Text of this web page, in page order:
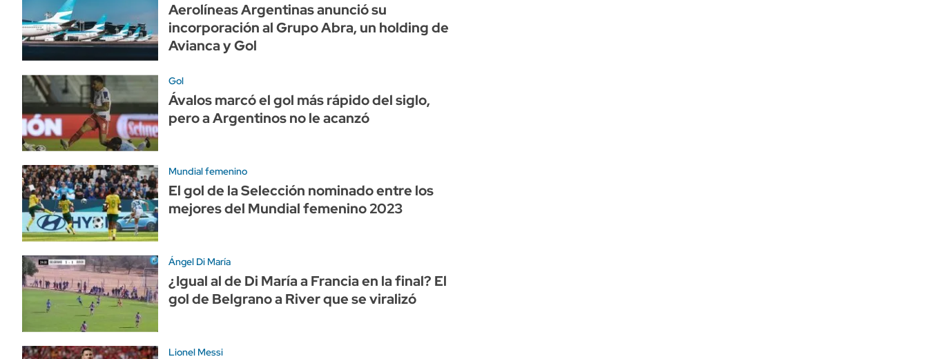
Aerolíneas Argentinas anunció su
incorporación al Grupo Abra, un holding de
Avianca y Gol
Gol
Ávalos marcó el gol más rápido del siglo,
pero a Argentinos no le acanzó
Mundial femenino
El gol de la Selección nominado entre los
mejores del Mundial femenino 2023
Ángel Di María
¿Igual al de Di María a Francia en la final? El
gol de Belgrano a River que se viralizó
Lionel Messi